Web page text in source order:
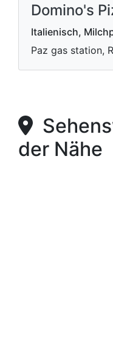
Domino's
Italienisch,
Paz gas station,
der Nähe